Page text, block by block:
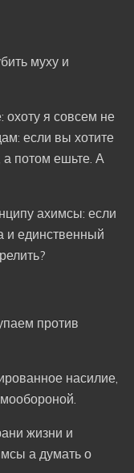
муху и
охоту я совсем не
если вы хотите
а потом ешьте. А
ахимсы: если
и единственный
против
насилие,
жизни и
а думать о